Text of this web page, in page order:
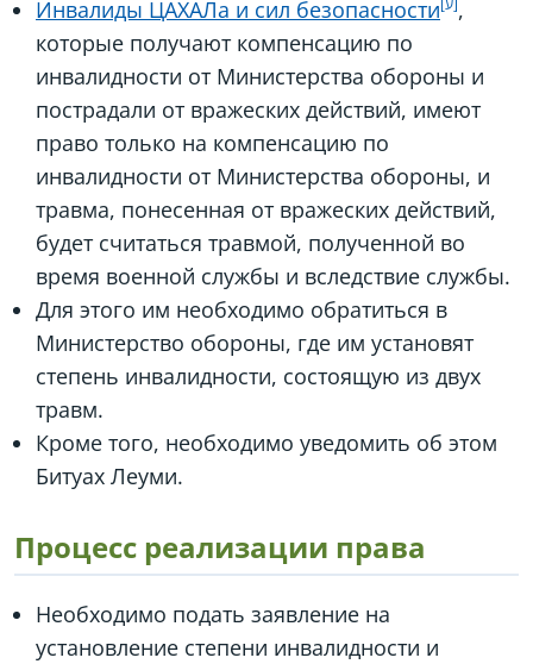
Инвалиды ЦАХАЛа и сил безопасности
,
которые получают компенсацию по
инвалидности от Министерства обороны и
пострадали от вражеских действий, имеют
право только на компенсацию по
инвалидности от Министерства обороны, и
травма, понесенная от вражеских действий,
будет считаться травмой, полученной во
время военной службы и вследствие службы.
Для этого им необходимо обратиться в
Министерство обороны, где им установят
степень инвалидности, состоящую из двух
травм.
Кроме того, необходимо уведомить об этом
Битуах Леуми.
Процесс реализации права
Необходимо подать заявление на
установление степени инвалидности и